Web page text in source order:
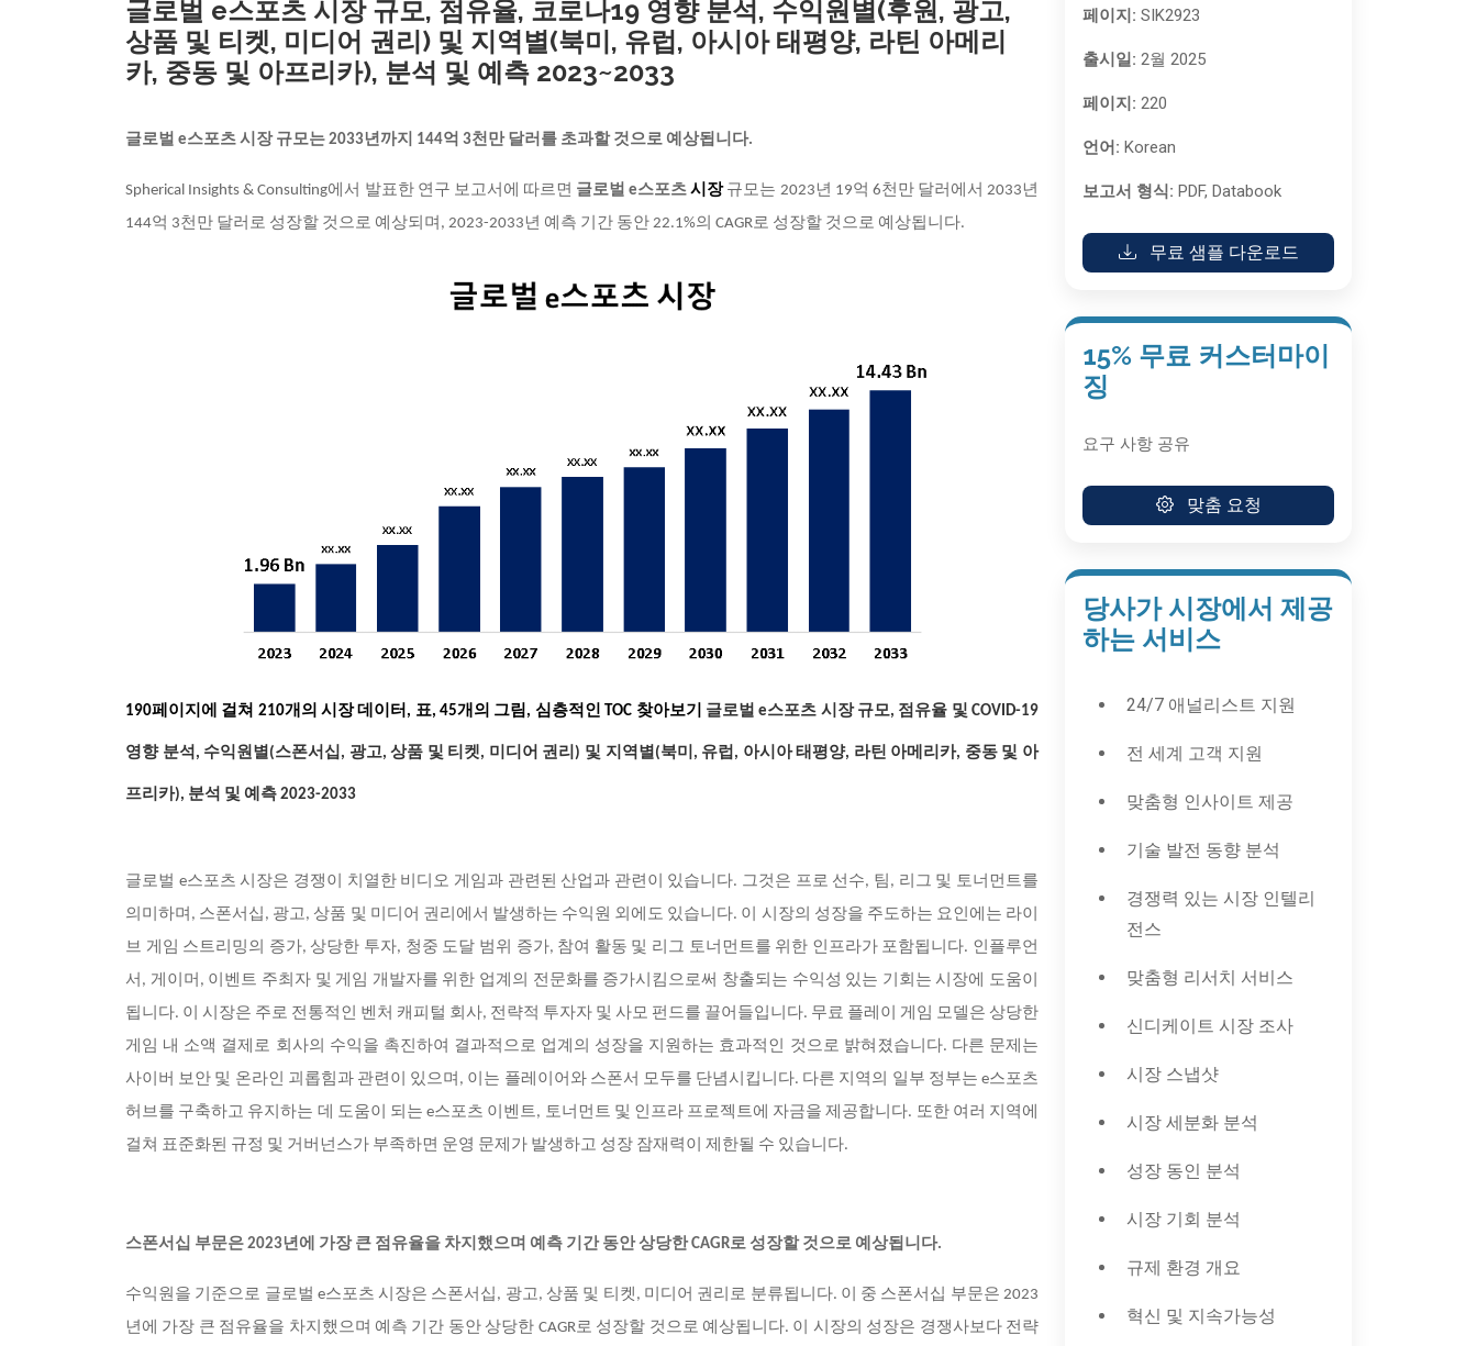
글로벌 e스포츠 시장 규모, 점유율, 코로나19 영향 분석, 수익원별(후원, 광고,
상품 및 티켓, 미디어 권리) 및 지역별(북미, 유럽, 아시아 태평양, 라틴 아메리
카, 중동 및 아프리카), 분석 및 예측 2023~2033
글로벌 e스포츠 시장 규모는 2033년까지 144억 3천만 달러를 초과할 것으로 예상됩니다.
Spherical Insights & Consulting에서 발표한 연구 보고서에 따르면 글로벌 e스포츠시장 규모는 2023년 19억 6천만 달러에서 2033년
144억 3천만 달러로 성장할 것으로 예상되며, 2023-2033년 예측 기간 동안 22.1%의 CAGR로 성장할 것으로 예상됩니다.
190페이지에 걸쳐 210개의 시장 데이터, 표, 45개의 그림, 심층적인 TOC 찾아보기 글로벌 e스포츠 시장 규모, 점유율 및 COVID-19
영향 분석, 수익원별(스폰서십, 광고, 상품 및 티켓, 미디어 권리) 및 지역별(북미, 유럽, 아시아 태평양, 라틴 아메리카, 중동 및 아
프리카), 분석 및 예측 2023-2033
글로벌 e스포츠 시장은 경쟁이 치열한 비디오 게임과 관련된 산업과 관련이 있습니다. 그것은 프로 선수, 팀, 리그 및 토너먼트를
의미하며, 스폰서십, 광고, 상품 및 미디어 권리에서 발생하는 수익원 외에도 있습니다. 이 시장의 성장을 주도하는 요인에는 라이
브 게임 스트리밍의 증가, 상당한 투자, 청중 도달 범위 증가, 참여 활동 및 리그 토너먼트를 위한 인프라가 포함됩니다. 인플루언
서, 게이머, 이벤트 주최자 및 게임 개발자를 위한 업계의 전문화를 증가시킴으로써 창출되는 수익성 있는 기회는 시장에 도움이
됩니다. 이 시장은 주로 전통적인 벤처 캐피털 회사, 전략적 투자자 및 사모 펀드를 끌어들입니다. 무료 플레이 게임 모델은 상당한
게임 내 소액 결제로 회사의 수익을 촉진하여 결과적으로 업계의 성장을 지원하는 효과적인 것으로 밝혀졌습니다. 다른 문제는
사이버 보안 및 온라인 괴롭힘과 관련이 있으며, 이는 플레이어와 스폰서 모두를 단념시킵니다. 다른 지역의 일부 정부는 e스포츠
허브를 구축하고 유지하는 데 도움이 되는 e스포츠 이벤트, 토너먼트 및 인프라 프로젝트에 자금을 제공합니다. 또한 여러 지역에
걸쳐 표준화된 규정 및 거버넌스가 부족하면 운영 문제가 발생하고 성장 잠재력이 제한될 수 있습니다.
스폰서십 부문은 2023년에 가장 큰 점유율을 차지했으며 예측 기간 동안 상당한 CAGR로 성장할 것으로 예상됩니다.
수익원을 기준으로 글로벌 e스포츠 시장은 스폰서십, 광고, 상품 및 티켓, 미디어 권리로 분류됩니다. 이 중 스폰서십 부문은 2023
년에 가장 큰 점유율을 차지했으며 예측 기간 동안 상당한 CAGR로 성장할 것으로 예상됩니다. 이 시장의 성장은 경쟁사보다 전략
페이지: SIK2923
출시일: 2월 2025
페이지: 220
언어: Korean
보고서 형식: PDF, Databook
무료 샘플 다운로드
15% 무료 커스터마이
징
요구 사항 공유
맞춤 요청
당사가 시장에서 제공
하는 서비스
24/7 애널리스트 지원
전 세계 고객 지원
맞춤형 인사이트 제공
기술 발전 동향 분석
경쟁력 있는 시장 인텔리
전스
맞춤형 리서치 서비스
신디케이트 시장 조사
시장 스냅샷
시장 세분화 분석
성장 동인 분석
시장 기회 분석
규제 환경 개요
혁신 및 지속가능성